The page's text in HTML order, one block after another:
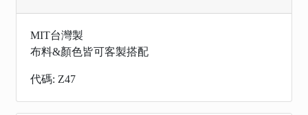
MIT台灣製
布料&顏色皆可客製搭配
代碼: Z47